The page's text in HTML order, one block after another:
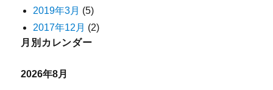
2019年3月 (5)
2017年12月 (2)
月別カレンダー
2026年8月